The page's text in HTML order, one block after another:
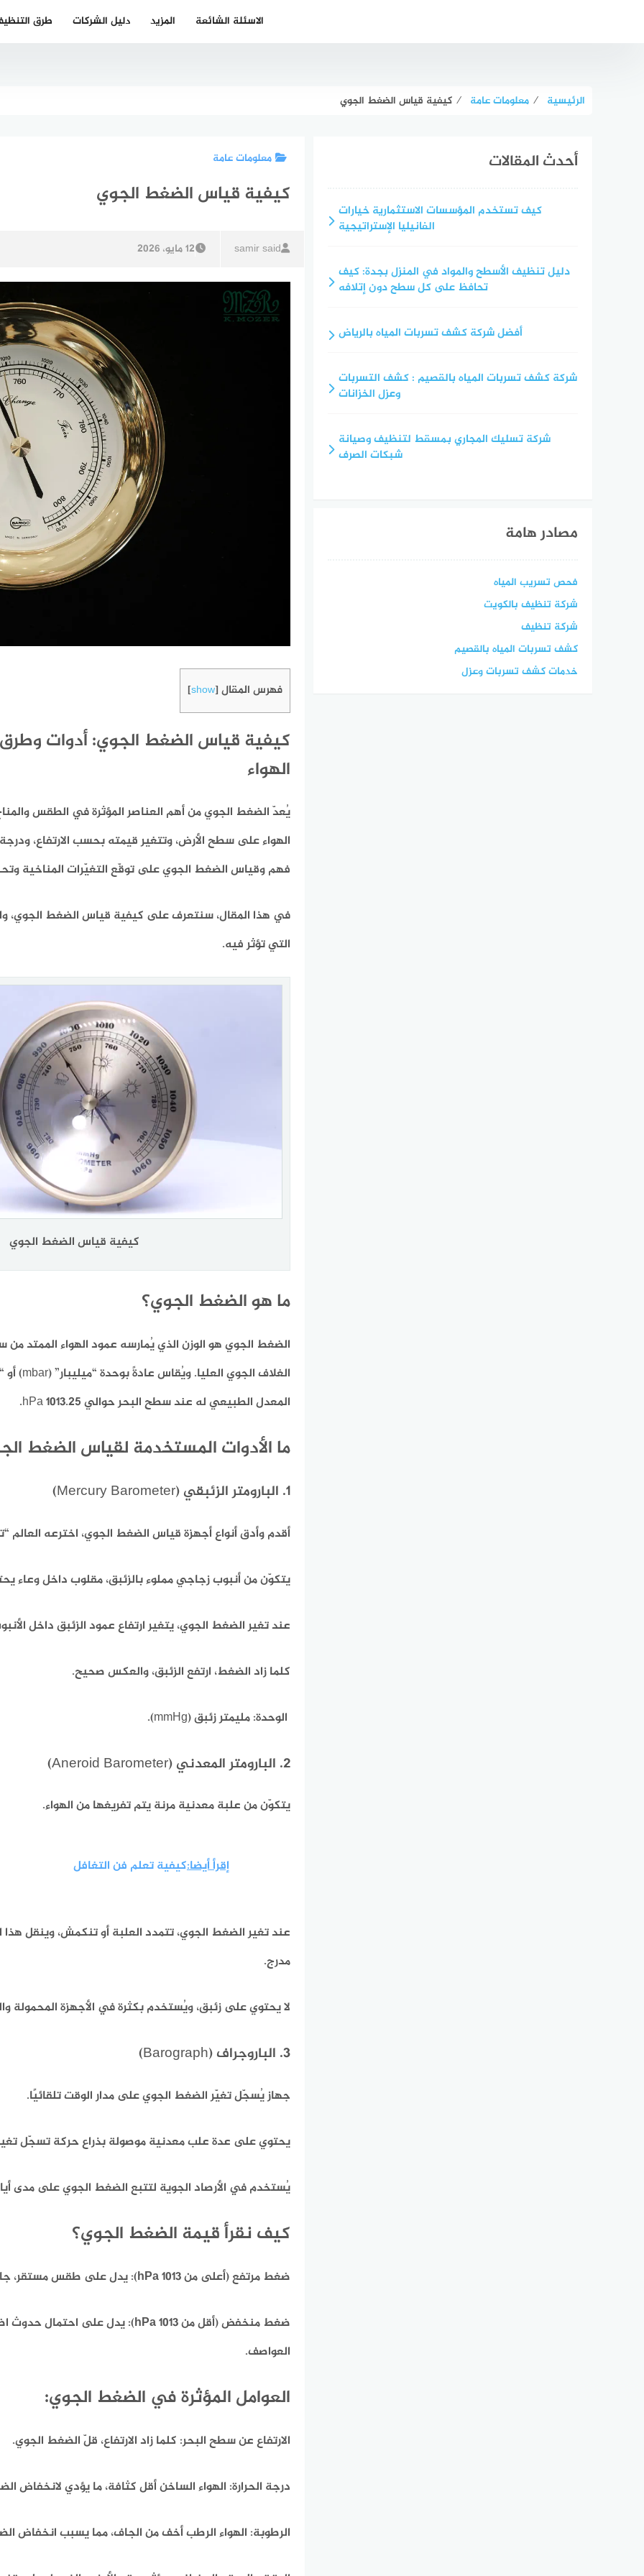
طرق دليل الشركات المزيد الاسئلة الشائعة
الرئيسية ⁄ معلومات عامة ⁄ كيفية قياس الضغط الجوي
معلومات عامة
كيفية قياس الضغط الجوي
samir said 12 مايو، 2026
فهرس المقال [
show
]
كيفية قياس الضغط الجوي: أدوات
الهواء
يُعدّ الضغط الجوي من أهم العناصر المؤثرة في الطقس
الهواء على سطح الأرض، وتتغير قيمته بحسب الارتفاع، ودرجة
فهم وقياس الضغط الجوي على توقّع التغيّرات المناخية
في هذا المقال، سنتعرف على كيفية قياس الضغط الجوي،
التي تؤثر فيه.
كيفية قياس الضغط الجوي
ما هو الضغط الجوي؟
الضغط الجوي هو الوزن الذي يُمارسه عمود الهواء الممتد
المعدل الطبيعي له عند سطح البحر حوالي 1013.25 hPa.
ما الأدوات المستخدمة لقياس الضغط
1. البارومتر الزئبقي (Mercury Barometer)
أقدم وأدق أنواع أجهزة قياس الضغط الجوي، اخترعه العالم
يتكوّن من أنبوب زجاجي مملوء بالزئبق، مقلوب داخل وعاء
عند تغير الضغط الجوي، يتغير ارتفاع عمود الزئبق داخل
كلما زاد الضغط، ارتفع الزئبق، والعكس صحيح.
الوحدة:مليمتر زئبق (mmHg).
2. البارومتر المعدني (Aneroid Barometer)
يتكوّن من علبة معدنية مرنة يتم تفريغها من الهواء.
إقرأ أيضا:كيفية تعلم فن التغافل
عند تغير الضغط الجوي، تتمدد العلبة أو تنكمش، وينقل
مدرج.
لا يحتوي على زئبق، ويُستخدم بكثرة في الأجهزة المحمولة
3. الباروجراف (Barograph)
جهاز يُسجّل تغيّر الضغط الجوي على مدار الوقت تلقائيًا.
يحتوي على عدة علب معدنية موصولة بذراع حركة تسجّل
يُستخدم في الأرصاد الجوية لتتبع الضغط الجوي على مدى
كيف نقرأ قيمة الضغط الجوي؟
ضغط مرتفع (أعلى من 1013 hPa): يدل على طقس مستقر،
ضغط منخفض (أقل من 1013 hPa):
يدل على احتمال حدوث
العواصف.
العوامل المؤثرة في الضغط الجوي:
الارتفاع عن سطح البحر: كلما زاد الارتفاع، قلّ الضغط الجوي.
درجة الحرارة: الهواء الساخن أقل كثافة، ما يؤدي لانخفاض
الرطوبة: الهواء الرطب أخف من الجاف، مما يسبب انخفاض
أحدث المقالات
كيف تستخدم المؤسسات الاستثمارية خيارات
الفانيليا الإستراتيجية
دليل تنظيف الأسطح والمواد في المنزل بجدة: كيف
تحافظ على كل سطح دون إتلافه
أفضل شركة كشف تسربات المياه بالرياض
شركة كشف تسربات المياه بالقصيم : كشف التسربات
وعزل الخزانات
شركة تسليك المجاري بمسقط لتنظيف وصيانة
شبكات الصرف
مصادر هامة
فحص تسريب المياه
شركة تنظيف بالكويت
شركة تنظيف
كشف تسربات المياه بالقصيم
خدمات كشف تسربات وعزل